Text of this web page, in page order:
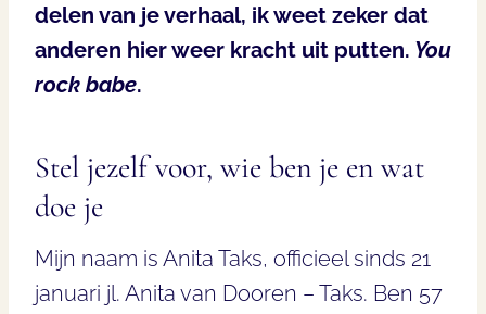
delen van je verhaal, ik weet zeker dat
anderen hier weer kracht uit putten. You
rock babe.
Stel jezelf voor, wie ben je en wat
doe je
Mijn naam is Anita Taks, officieel sinds 21
januari jl. Anita van Dooren – Taks. Ben 57